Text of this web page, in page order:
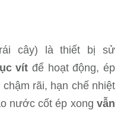
cây) là thiết bị sử
vít để hoạt động, ép
rãi, hạn chế nhiệt
nước cốt ép xong vẫn